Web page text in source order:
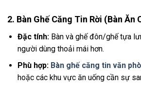
2. Bàn Ghế Căng Tin Rời (Bàn Ăn
Đặc tính:Bàn và ghế đôn/ghế tựa
người dùng thoải mái hơn.
Phù hợp: Bàn ghế căng tin văn
hoặc các khu vực ăn uống cần sự